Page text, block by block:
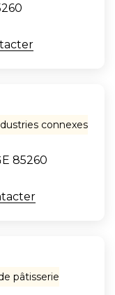
connexes
85260
pâtisserie